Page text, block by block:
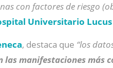
con factores de riesgo
Universitario
, destaca que “los
manifestaciones más